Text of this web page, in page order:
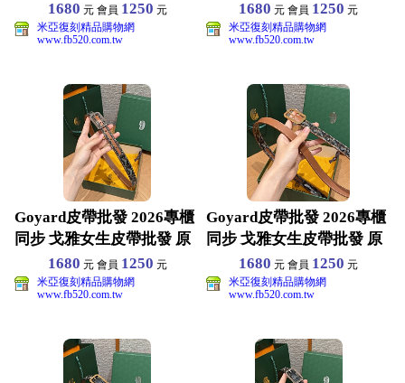
版真皮材質
1680 元 會員 1250 元
米亞復刻精品購物網
www.fb520.com.tw
版真皮材質
1680 元 會員 1250 元
米亞復刻精品購物網
www.fb520.com.tw
Goyard皮帶批發 2026專櫃
同步 戈雅女生皮帶批發 原
版真皮材質
1680 元 會員 1250 元
米亞復刻精品購物網
www.fb520.com.tw
Goyard皮帶批發 2026專櫃
同步 戈雅女生皮帶批發 原
版真皮材質
1680 元 會員 1250 元
米亞復刻精品購物網
www.fb520.com.tw